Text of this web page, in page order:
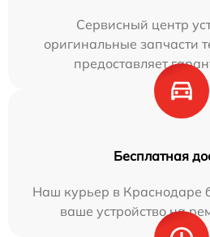
Сервисный центр
оригинальные запчасти
предоставляет
Бесплатная
Наш курьер в Краснодаре
ваше устройство на